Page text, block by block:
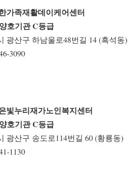
가족재활데이케어센터
호기관 C등급
광산구 하남울로48번길 14 (흑석동)
3090
빛누리재가노인복지센터
호기관 C등급
광산구 송도로114번길 60 (황룡동)
1130